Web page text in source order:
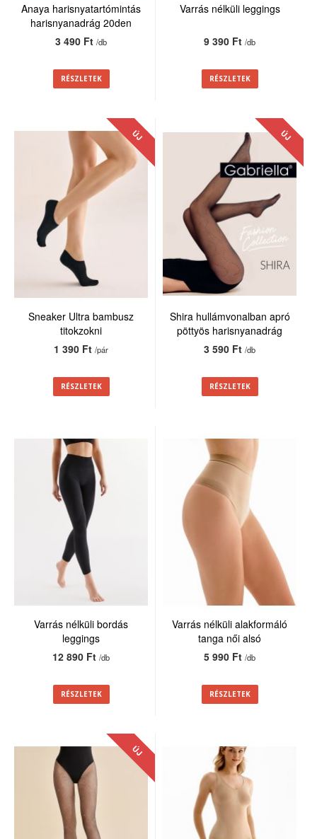
Anaya harisnyatartómintás
harisnyanadrág 20den
3 490 Ft/db
RÉSZLETEK
Varrás nélküli leggings
9 390 Ft/db
RÉSZLETEK
ÚJ
Sneaker Ultra bambusz
titokzokni
1 390 Ft/pár
RÉSZLETEK
ÚJ
Shira hullámvonalban apró
pöttyös harisnyanadrág
20den
3 590 Ft/db
RÉSZLETEK
Varrás nélküli bordás
leggings
12 890 Ft/db
RÉSZLETEK
Varrás nélküli alakformáló
tanga női alsó
5 990 Ft/db
RÉSZLETEK
ÚJ